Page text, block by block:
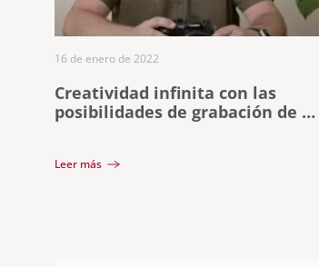
Creatividad infinita con las
posibilidades de grabación de la
Leer más
16 de enero de 2022